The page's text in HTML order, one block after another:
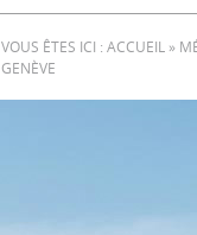
VOUS ÊTES ICI : ACCUEIL »
GENÈVE